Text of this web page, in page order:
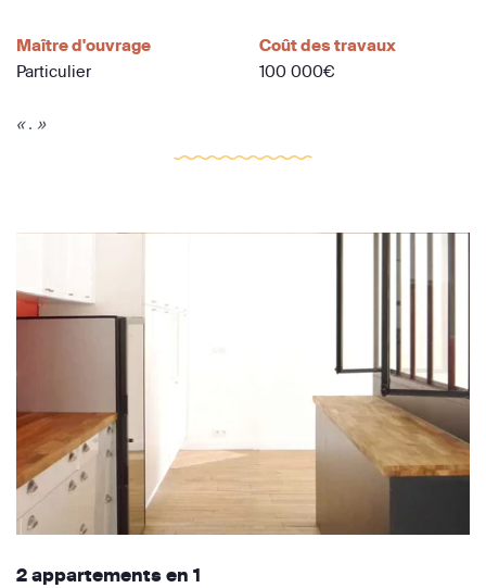
Maître d'ouvrage
Particulier
Coût des travaux
100 000€
« . »
2 appartements en 1